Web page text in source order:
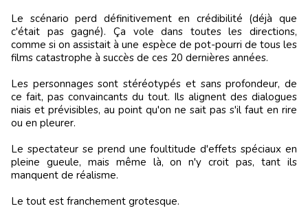
Le scénario perd définitivement en crédibilité (déjà que
c'était pas gagné). Ça vole dans toutes les directions,
comme si on assistait à une espèce de pot-pourri de tous les
films catastrophe à succès de ces 20 dernières années.
Les personnages sont stéréotypés et sans profondeur, de
ce fait, pas convaincants du tout. Ils alignent des dialogues
niais et prévisibles, au point qu'on ne sait pas s'il faut en rire
ou en pleurer.
Le spectateur se prend une foultitude d'effets spéciaux en
pleine gueule, mais même là, on n'y croit pas, tant ils
manquent de réalisme.
Le tout est franchement grotesque.